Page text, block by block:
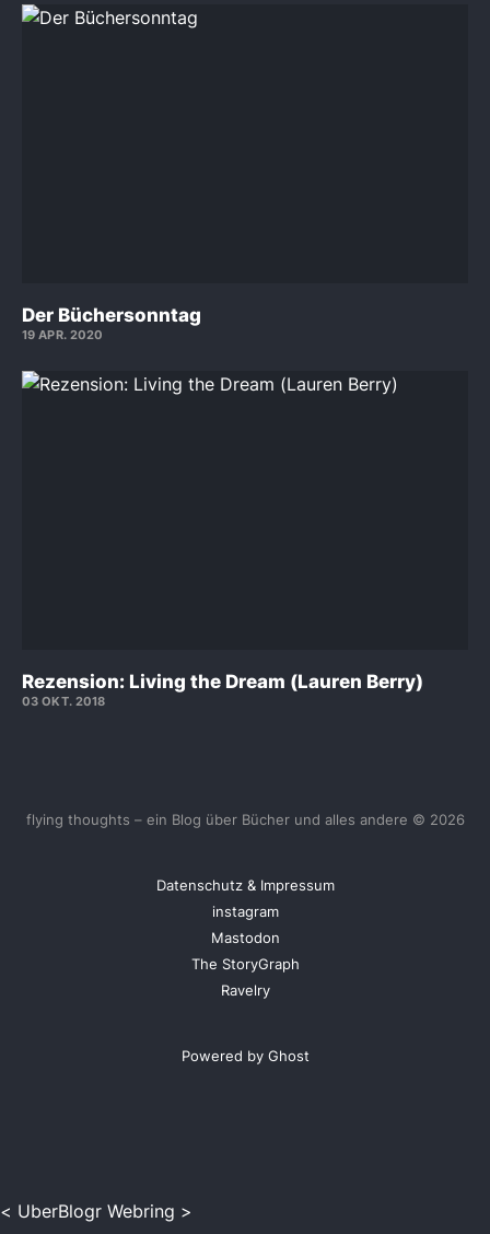
Der Büchersonntag
19 APR. 2020
Rezension: Living the Dream (Lauren Berry)
03 OKT. 2018
flying thoughts – ein Blog über Bücher und alles andere © 2026
Datenschutz & Impressum
instagram
Mastodon
The StoryGraph
Ravelry
Powered by Ghost
< UberBlogr Webring >